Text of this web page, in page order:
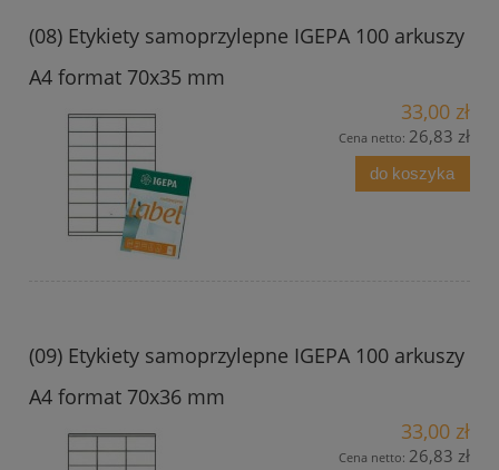
(08) Etykiety samoprzylepne IGEPA 100 arkuszy
A4 format 70x35 mm
33,00 zł
Cena netto: 26,83 zł
do koszyka
(09) Etykiety samoprzylepne IGEPA 100 arkuszy
A4 format 70x36 mm
33,00 zł
Cena netto: 26,83 zł